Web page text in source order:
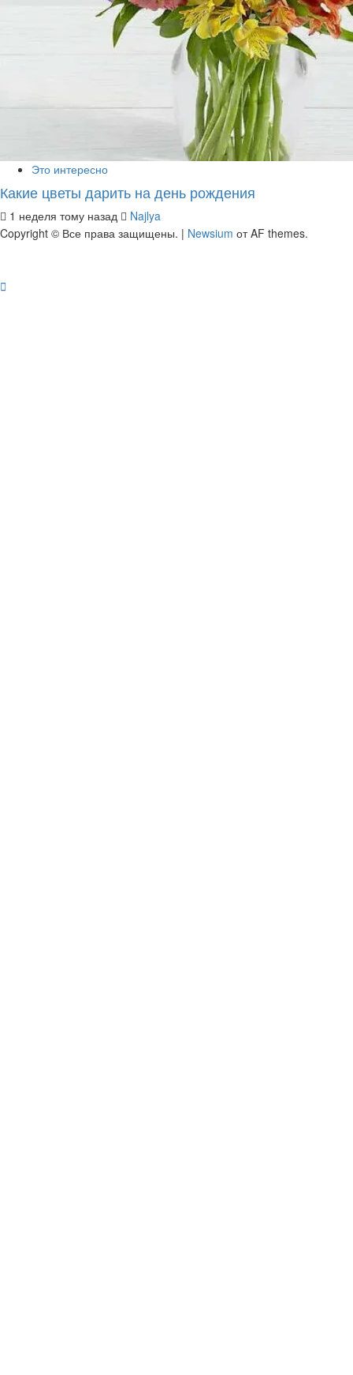
Это интересно
Какие цветы дарить на день рождения
1 неделя тому назад
Najlya
Copyright © Все права защищены. | Newsium от AF themes.